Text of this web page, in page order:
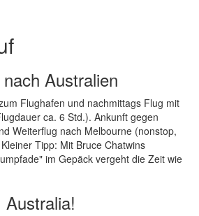
Australien
Flughafen und nachmittags Flug mit
ca. 6 Std.). Ankunft gegen
Weiterflug nach Melbourne (nonstop,
Tipp: Mit Bruce Chatwins
im Gepäck vergeht die Zeit wie
Australia!